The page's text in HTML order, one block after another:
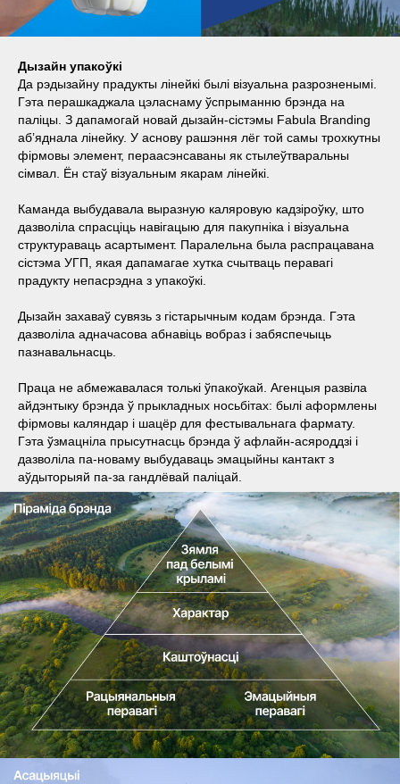
Дызайн упакоўкі
Да рэдызайну прадукты лінейкі былі візуальна разрозненымі.
Гэта перашкаджала цэласнаму ўспрыманню брэнда на
паліцы. З дапамогай новай дызайн-сістэмы Fabula Branding
аб’яднала лінейку. У аснову рашэння лёг той самы трохкутны
фірмовы элемент, пераасэнсаваны як стылеўтваральны
сімвал. Ён стаў візуальным якарам лінейкі.
Каманда выбудавала выразную каляровую кадзіроўку, што
дазволіла спрасціць навігацыю для пакупніка і візуальна
структураваць асартымент. Паралельна была распрацавана
сістэма УГП, якая дапамагае хутка счытваць перавагі
прадукту непасрэдна з упакоўкі.
Дызайн захаваў сувязь з гістарычным кодам брэнда. Гэта
дазволіла адначасова абнавіць вобраз і забяспечыць
пазнавальнасць.
Праца не абмежавалася толькі ўпакоўкай. Агенцыя развіла
айдэнтыку брэнда ў прыкладных носьбітах: былі аформлены
фірмовы каляндар і шацёр для фестывальнага фармату.
Гэта ўзмацніла прысутнасць брэнда ў афлайн-асяроддзі і
дазволіла па-новаму выбудаваць эмацыйны кантакт з
аўдыторыяй па-за гандлёвай паліцай.